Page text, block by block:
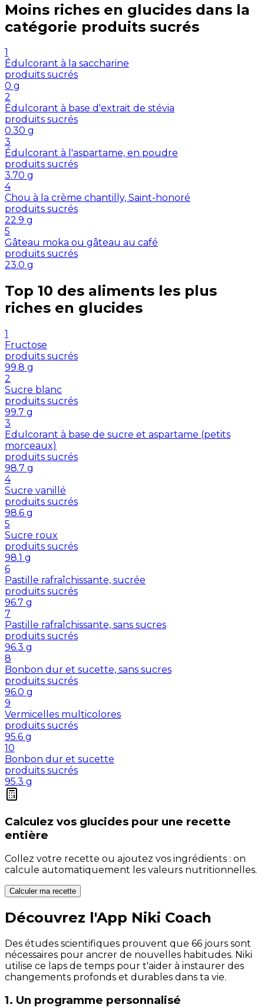
Moins riches en glucides dans la
catégorie produits sucrés
1
Édulcorant à la saccharine
produits sucrés
0 g
2
Édulcorant à base d'extrait de stévia
produits sucrés
0.30 g
3
Édulcorant à l'aspartame, en poudre
produits sucrés
3.70 g
4
Chou à la crème chantilly, Saint-honoré
produits sucrés
22.9 g
5
Gâteau moka ou gâteau au café
produits sucrés
23.0 g
Top 10 des aliments les plus
riches en glucides
1
Fructose
produits sucrés
99.8 g
2
Sucre blanc
produits sucrés
99.7 g
3
Edulcorant à base de sucre et aspartame (petits
morceaux)
produits sucrés
98.7 g
4
Sucre vanillé
produits sucrés
98.6 g
5
Sucre roux
produits sucrés
98.1 g
6
Pastille rafraîchissante, sucrée
produits sucrés
96.7 g
7
Pastille rafraîchissante, sans sucres
produits sucrés
96.3 g
8
Bonbon dur et sucette, sans sucres
produits sucrés
96.0 g
9
Vermicelles multicolores
produits sucrés
95.6 g
10
Bonbon dur et sucette
produits sucrés
95.3 g
Calculez vos glucides pour une recette
entière
Collez votre recette ou ajoutez vos ingrédients : on
calcule automatiquement les valeurs nutritionnelles.
Calculer ma recette
Découvrez l'App Niki Coach
Des études scientifiques prouvent que 66 jours sont
nécessaires pour ancrer de nouvelles habitudes. Niki
utilise ce laps de temps pour t'aider à instaurer des
changements profonds et durables dans ta vie.
1. Un programme personnalisé